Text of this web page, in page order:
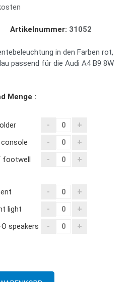
Artikelnummer: 31052
in den Farben rot,
passend für die Audi A4 B9 8W
Menge :
footwell
light
speakers